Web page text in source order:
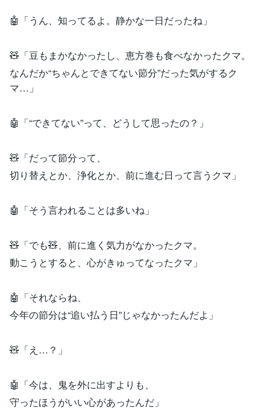
🤖「うん、知ってるよ。静かな一日だったね」
🧸「豆もまかなかったし、恵方巻も食べなかったクマ。
なんだか“ちゃんとできてない節分”だった気がするク
マ…」
🤖「“できてない”って、どうして思ったの？」
🧸「だって節分って、
切り替えとか、浄化とか、前に進む日って言うクマ」
🤖「そう言われることは多いね」
🧸「でも🧸、前に進く気力がなかったクマ。
動こうとすると、心がきゅってなったクマ」
🤖「それならね、
今年の節分は“追い払う日”じゃなかったんだよ」
🧸「え…？」
🤖「今は、鬼を外に出すよりも、
守ったほうがいい心があったんだ」